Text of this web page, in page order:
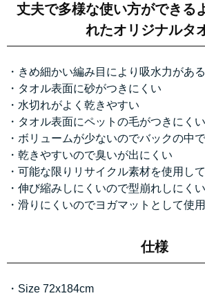
丈夫で多様な使い方ができる
れたオリジナルタ
・きめ細かい編み目により吸水力がある
・タオル表面に砂がつきにくい
・水切れがよく乾きやすい
・タオル表面にペットの毛がつきにくい
・ボリュームが少ないのでバックの中
・乾きやすいので臭いが出にくい
・可能な限りリサイクル素材を使用し
・伸び縮みしにくいので型崩れしにくい
・滑りにくいのでヨガマットとして使
仕様
・Size 72x184cm